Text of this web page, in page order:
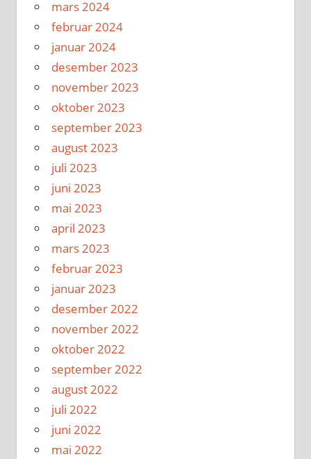
mars 2024
februar 2024
januar 2024
desember 2023
november 2023
oktober 2023
september 2023
august 2023
juli 2023
juni 2023
mai 2023
april 2023
mars 2023
februar 2023
januar 2023
desember 2022
november 2022
oktober 2022
september 2022
august 2022
juli 2022
juni 2022
mai 2022